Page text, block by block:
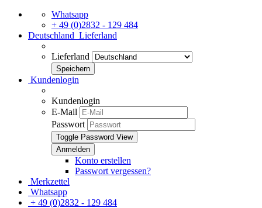
Whatsapp
+ 49 (0)2832 - 129 484
Deutschland Lieferland
Lieferland
Kundenlogin
Kundenlogin
E-Mail
Passwort
Toggle Password View
Konto erstellen
Passwort vergessen?
Merkzettel
Whatsapp
+ 49 (0)2832 - 129 484